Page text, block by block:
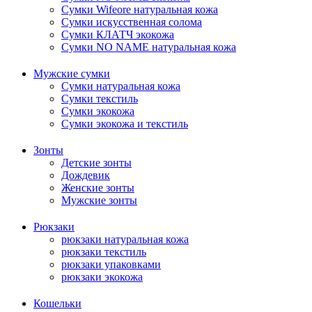
Сумки Wifeore натуральная кожа
Сумки искусственная солома
Сумки КЛАТЧ экокожа
Сумки NO NAME натуральная кожа
Мужские сумки
Сумки натуральная кожа
Сумки текстиль
Сумки экокожа
Сумки экокожа и текстиль
Зонты
Детские зонты
Дождевик
Женские зонты
Мужские зонты
Рюкзаки
рюкзаки натуральная кожа
рюкзаки текстиль
рюкзаки упаковками
рюкзаки экокожа
Кошельки